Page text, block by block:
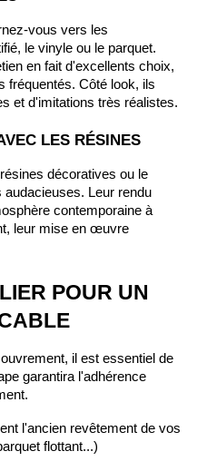
vous vers les
le vinyle ou le parquet.
en fait d'excellents choix,
fréquentés. Côté look, ils
et d'imitations très réalistes.
LES RÉSINES
décoratives ou le
audacieuses. Leur rendu
contemporaine à
leur mise en œuvre
POUR UN
il est essentiel de
garantira l'adhérence
l'ancien revêtement de vos
flottant...)